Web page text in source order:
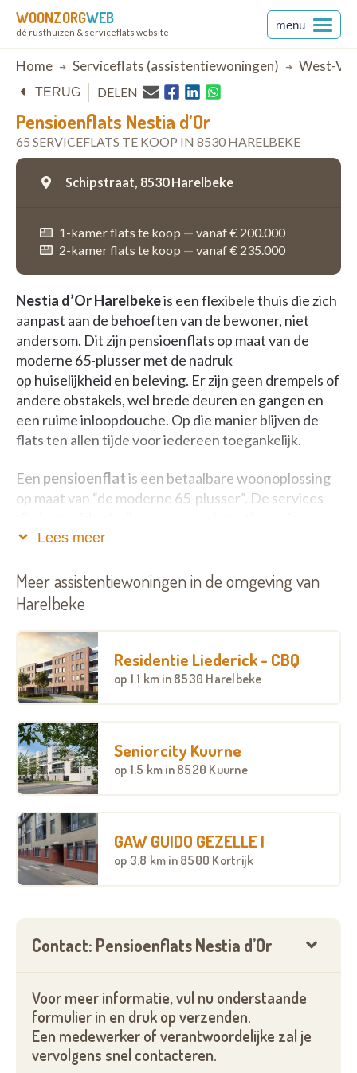
WOONZORGWEB
dé rusthuizen & serviceflats website
menu
Breadcrumb
Home Serviceflats (assistentiewoningen) West-
Pensioenflats Nestia d’Or
65 SERVICEFLATS TE KOOP IN 8530 HARELBEKE
TERUG DELEN
Schipstraat, 8530 Harelbeke
1-kamer flats te koop — vanaf € 200.000
2-kamer flats te koop — vanaf € 235.000
Nestia d’Or Harelbekeis een flexibele thuis die zich
aanpast aan de behoeften van de bewoner, niet
andersom. Dit zijn pensioenflats op maat van de
moderne 65-plusser met de nadruk
op huiselijkheid en beleving. Er zijn geen drempels of
andere obstakels, wel brede deuren en gangen en
een ruime inloopdouche. Op die manier blijven de
flats ten allen tijde voor iedereen toegankelijk.
Een pensioenflatis een betaalbare woonoplossing
op maat van “de moderne 65-plusser”. De services
maar je betaalt enkel voor de zorg die je nodig hebt,
deze moderne appartementen ontworpen werden
met het oog op gezelligheid en functionaliteit.
Waarom kopen om in te wonen?
Gezellige thuis met weinig onderhoud
Toplocatie dichtbij het centrum
Wooncoach ter plaatse
Verlaagd BTW-tarief van 12%
Waarom kopen als investering?
Verhuurservice – alles wordt voor jou geregeld
Keuze tussen variabel of gewaarborgd rendement
Groot tekort aan assistentiewoningen in Harelbeke
Verlaagd BTW-tarief van 12%
informatie!
Lees meer
Meer assistentiewoningen in de omgeving van
Harelbeke
Residentie Liederick - CBQ
op 1.1 km in 8530 Harelbeke
Seniorcity Kuurne
op 1.5 km in 8520 Kuurne
GAW GUIDO GEZELLE I
op 3.8 km in 8500 Kortrijk
Contact: Pensioenflats Nestia d’Or
Voor meer informatie, vul nu onderstaande
formulier in en druk op verzenden.
Een medewerker of verantwoordelijke zal je
vervolgens snel contacteren.